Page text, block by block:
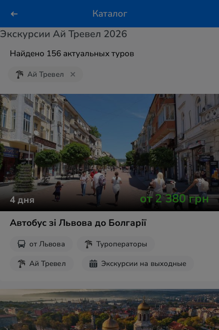
Каталог
Экскурсии Ай Тревел 2026
Найдено 156 актуальных туров
Ай Тревел
4дня от2 380грн
Автобус зі Львова до Болгарії
от Львова
Туроператоры
Ай Тревел
Экскурсии на выходные